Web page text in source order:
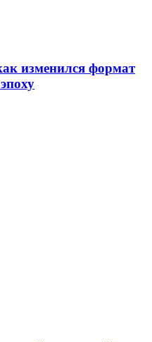
изменился формат